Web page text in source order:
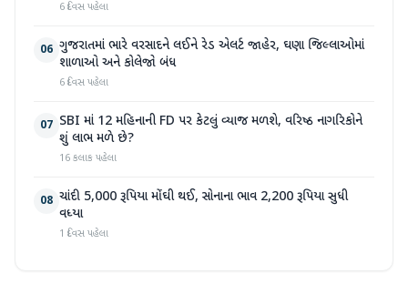
6 દિવસ પહેલા
06 ગુજરાતમાં ભારે વરસાદને લઈને રેડ એલર્ટ જાહેર, ઘણા જિલ્લાઓમાં
શાળાઓ અને કોલેજો બંધ
6 દિવસ પહેલા
07 SBI માં 12 મહિનાની FD પર કેટલું વ્યાજ મળશે, વરિષ્ઠ નાગરિકોને
શું લાભ મળે છે?
16 કલાક પહેલા
08 ચાંદી 5,000 રૂપિયા મોંઘી થઈ, સોનાના ભાવ 2,200 રૂપિયા સુધી
વધ્યા
1 દિવસ પહેલા